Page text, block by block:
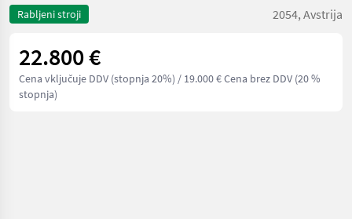
Rabljeni stroji 2054, Avstrija
22.800 €
Cena vključuje DDV (stopnja 20%) / 19.000 € Cena brez DDV (20 %
stopnja)